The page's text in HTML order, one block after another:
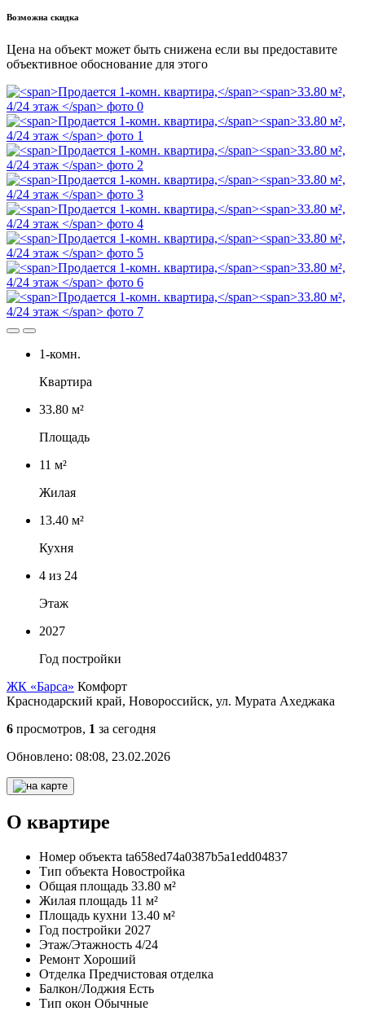
Возможна скидка
Цена на объект может быть снижена если вы предоставите
объективное обоснование для этого
1-комн.
Квартира
33.80 м²
Площадь
11 м²
Жилая
13.40 м²
Кухня
4 из 24
Этаж
2027
Год постройки
ЖК «Барса» Комфорт
Краснодарский край, Новороссийск, ул. Мурата Ахеджака
6 просмотров, 1 за сегодня
Обновлено: 08:08, 23.02.2026
О квартире
Номер объекта ta658ed74a0387b5a1edd04837
Тип объекта Новостройка
Общая площадь 33.80 м²
Жилая площадь 11 м²
Площадь кухни 13.40 м²
Год постройки 2027
Этаж/Этажность 4/24
Ремонт Хороший
Отделка Предчистовая отделка
Балкон/Лоджия Есть
Тип окон Обычные